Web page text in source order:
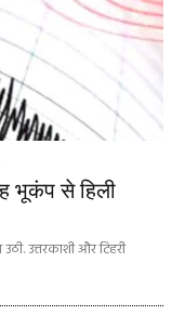
भूकंप से हिली
उत्तरकाशी और टिहरी